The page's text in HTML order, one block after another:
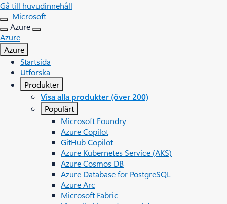
Gå till huvudinnehåll
Microsoft
Azure
Azure
Azure
Startsida
Utforska
Produkter
Visa alla produkter (över 200)
Populärt
Microsoft Foundry
Azure Copilot
GitHub Copilot
Azure Kubernetes Service (AKS)
Azure Cosmos DB
Azure Database for PostgreSQL
Azure Arc​
Microsoft Fabric